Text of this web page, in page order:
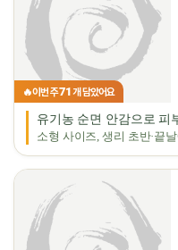
🔥이번 주71개 담았어요
유기농 순면 안감으로 피
소형 사이즈, 생리 초반·끝